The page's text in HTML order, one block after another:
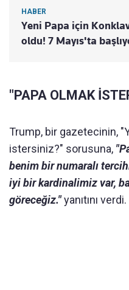
HABER
Yeni Papa için
oldu! 7 Mayıs'ta
"PAPA OLMAK
Trump, bir gazetecinin,
istersiniz?" sorusuna,
benim bir numaralı
iyi bir kardinalimiz var,
göreceğiz."yanıtını verdi.